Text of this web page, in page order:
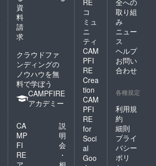
資
料
請
求
クラウドファ
ンディングの
ノウハウを無
料で学ぼう
CAMPFIRE
アカデミー
CA
MP
FI
RE
説
明
会
・
コ
ミュ
ニ
ティ
CAM
PFI
RE
Crea
tion
CAM
PFI
RE
for
Soci
al
Goo
取り組
み
ニュー
ス
ヘルプ
お問い
合わせ
各種規定
利用規
約
細則
プライ
バシー
ポリ